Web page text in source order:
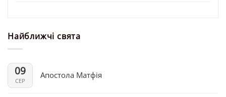
Найближчі свята
09
СЕР
Апостола Матфія